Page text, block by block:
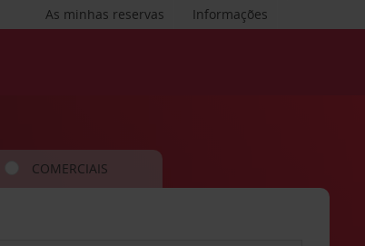
Informações
As minhas reservas
COMERCIAIS